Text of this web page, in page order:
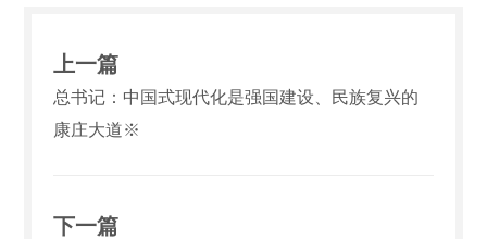
上一篇
总书记：中国式现代化是强国建设、民族复兴的
康庄大道※
下一篇